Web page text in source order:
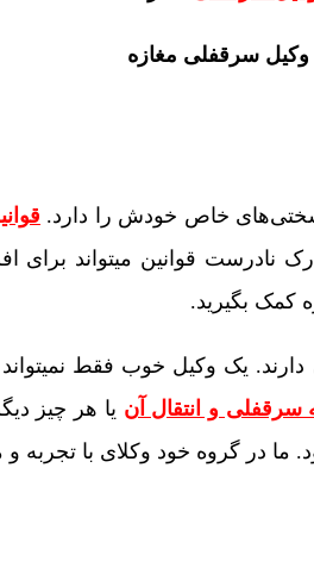
خاص خودش را دارد.
نادرست قوانین می­تواند برای
کمک بگیرید.
یک وکیل خوب فقط
سرقفلی و انتقال آن یا هر چیز
در گروه خود وکلای با تجربه و